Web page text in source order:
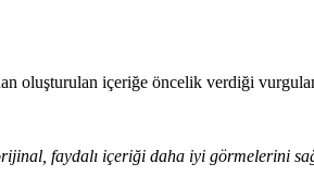
oluşturulan içeriğe öncelik verdiği
faydalı içeriği daha iyi görmelerini